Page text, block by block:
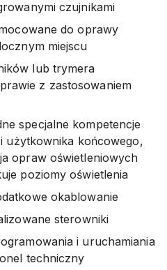
czujnikami
do oprawy
miejscu
lub trymera
z zastosowaniem
specjalne kompetencje
użytkownika końcowego,
opraw oświetleniowych
poziomy oświetlenia
okablowanie
sterowniki
i uruchamiania
techniczny